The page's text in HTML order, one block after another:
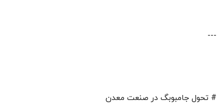
---
# تحول جامبوبگ در صنعت معدن